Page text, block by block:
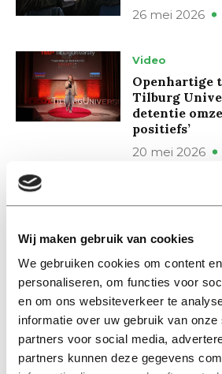
Wij maken gebruik van cookies
We gebruiken cookies om content
personaliseren, om functies voor
en om ons websiteverkeer te
informatie over uw gebruik van onze
partners voor social media,
partners kunnen deze gegevens
26 mei 2026
Video
Openhartige
Tilburg
detentie
positiefs’
20 mei 2026
de TOCK
18 mei 2026
Video
Griezelen en
tijdens Night
13 mei 2026